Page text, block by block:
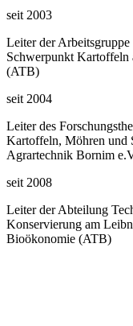
seit 2003
Leiter der
Schwerpunkt
(ATB)
seit 2004
Leiter des
Kartoffeln, Möhren und
Agrartechnik Bornim
seit 2008
Leiter der Abteilung
Konservierung am
Bioökonomie (ATB)